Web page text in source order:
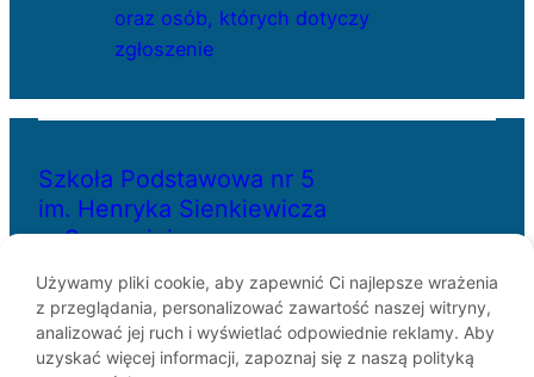
oraz osób, których dotyczy
zgłoszenie
Szkoła Podstawowa nr 5
im. Henryka Sienkiewicza
w Szczecinie
ul. Bł. Królowej Jadwigi 29
70-262 Szczecin
telefon: 91-433-30-07
Używamy pliki cookie, aby zapewnić Ci najlepsze wrażenia
z przeglądania, personalizować zawartość naszej witryny,
analizować jej ruch i wyświetlać odpowiednie reklamy. Aby
uzyskać więcej informacji, zapoznaj się z naszą polityką